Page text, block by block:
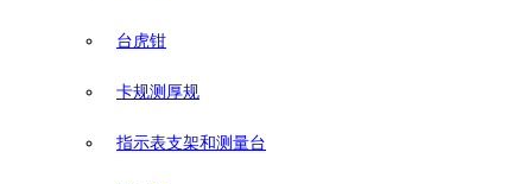
台虎钳
卡规测厚规
指示表支架和测量台